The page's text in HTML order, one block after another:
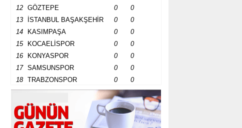
12
GÖZTEPE 0
0
13
İSTANBUL BAŞAKŞEHİR 0
0
14
KASIMPAŞA 0
0
15
KOCAELİSPOR 0
0
16
KONYASPOR 0
0
17
SAMSUNSPOR 0
0
18
TRABZONSPOR 0 0